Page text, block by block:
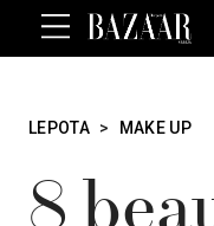
LEPOTA > MAKE UP